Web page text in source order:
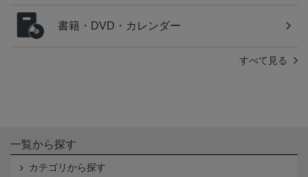
書籍・DVD・カレンダー
すべて見る
一覧から探す
カテゴリから探す